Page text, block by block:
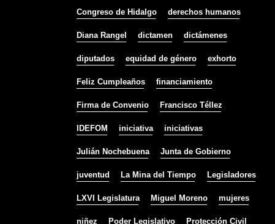
Congreso de Hidalgo derechos humanos
Diana Rangel dictamen dictámenes
diputados equidad de género exhorto
Feliz Cumpleaños financiamiento
Firma de Convenio Francisco Téllez
IDEFOM iniciativa iniciativas
Julián Nochebuena Junta de Gobierno
juventud La Mina del Tiempo Legisladores
LXVI Legislatura Miguel Moreno mujeres
niñez Poder Legislativo Protección Civil